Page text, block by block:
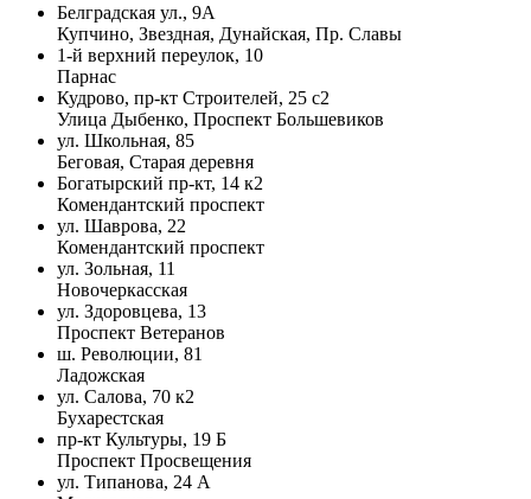
Белградская ул., 9А
Купчино, Звездная, Дунайская, Пр. Славы
1-й верхний переулок, 10
Парнас
Кудрово, пр-кт Строителей, 25 с2
Улица Дыбенко, Проспект Большевиков
ул. Школьная, 85
Беговая, Старая деревня
Богатырский пр-кт, 14 к2
Комендантский проспект
ул. Шаврова, 22
Комендантский проспект
ул. Зольная, 11
Новочеркасская
ул. Здоровцева, 13
Проспект Ветеранов
ш. Революции, 81
Ладожская
ул. Салова, 70 к2
Бухарестская
пр-кт Культуры, 19 Б
Проспект Просвещения
ул. Типанова, 24 А